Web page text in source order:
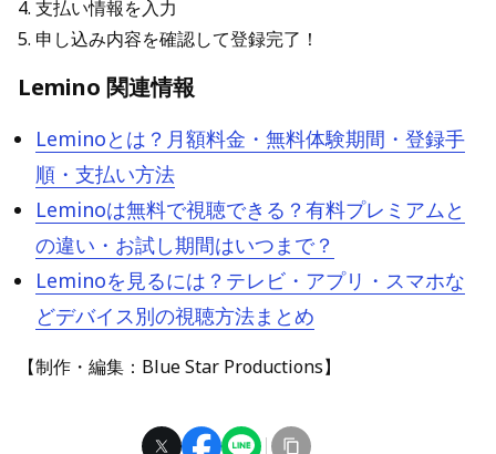
4. 支払い情報を入力
5. 申し込み内容を確認して登録完了！
Lemino 関連情報
Leminoとは？月額料金・無料体験期間・登録手
順・支払い方法
Leminoは無料で視聴できる？有料プレミアムと
の違い・お試し期間はいつまで？
Leminoを見るには？テレビ・アプリ・スマホな
どデバイス別の視聴方法まとめ
【制作・編集：Blue Star Productions】